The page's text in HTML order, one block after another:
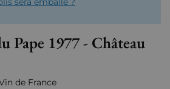
Pape 1977 - Château
de France